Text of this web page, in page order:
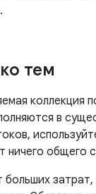
тем
коллекция
в
ничего общего с